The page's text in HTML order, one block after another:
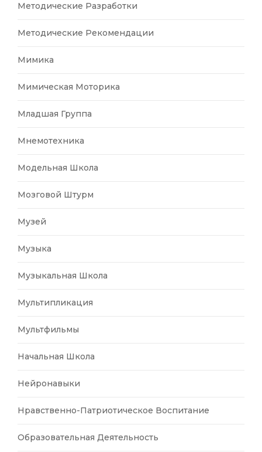
Методические Разработки
Методические Рекомендации
Мимика
Мимическая Моторика
Младшая Группа
Мнемотехника
Модельная Школа
Мозговой Штурм
Музей
Музыка
Музыкальная Школа
Мультипликация
Мультфильмы
Начальная Школа
Нейронавыки
Нравственно-Патриотическое Воспитание
Образовательная Деятельность